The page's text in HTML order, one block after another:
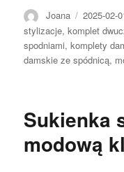
Autor
Joana 2025-02-
stylizacje,komplet
spodniami,komplety
damskie ze spódnicą,
Sukienka
modową